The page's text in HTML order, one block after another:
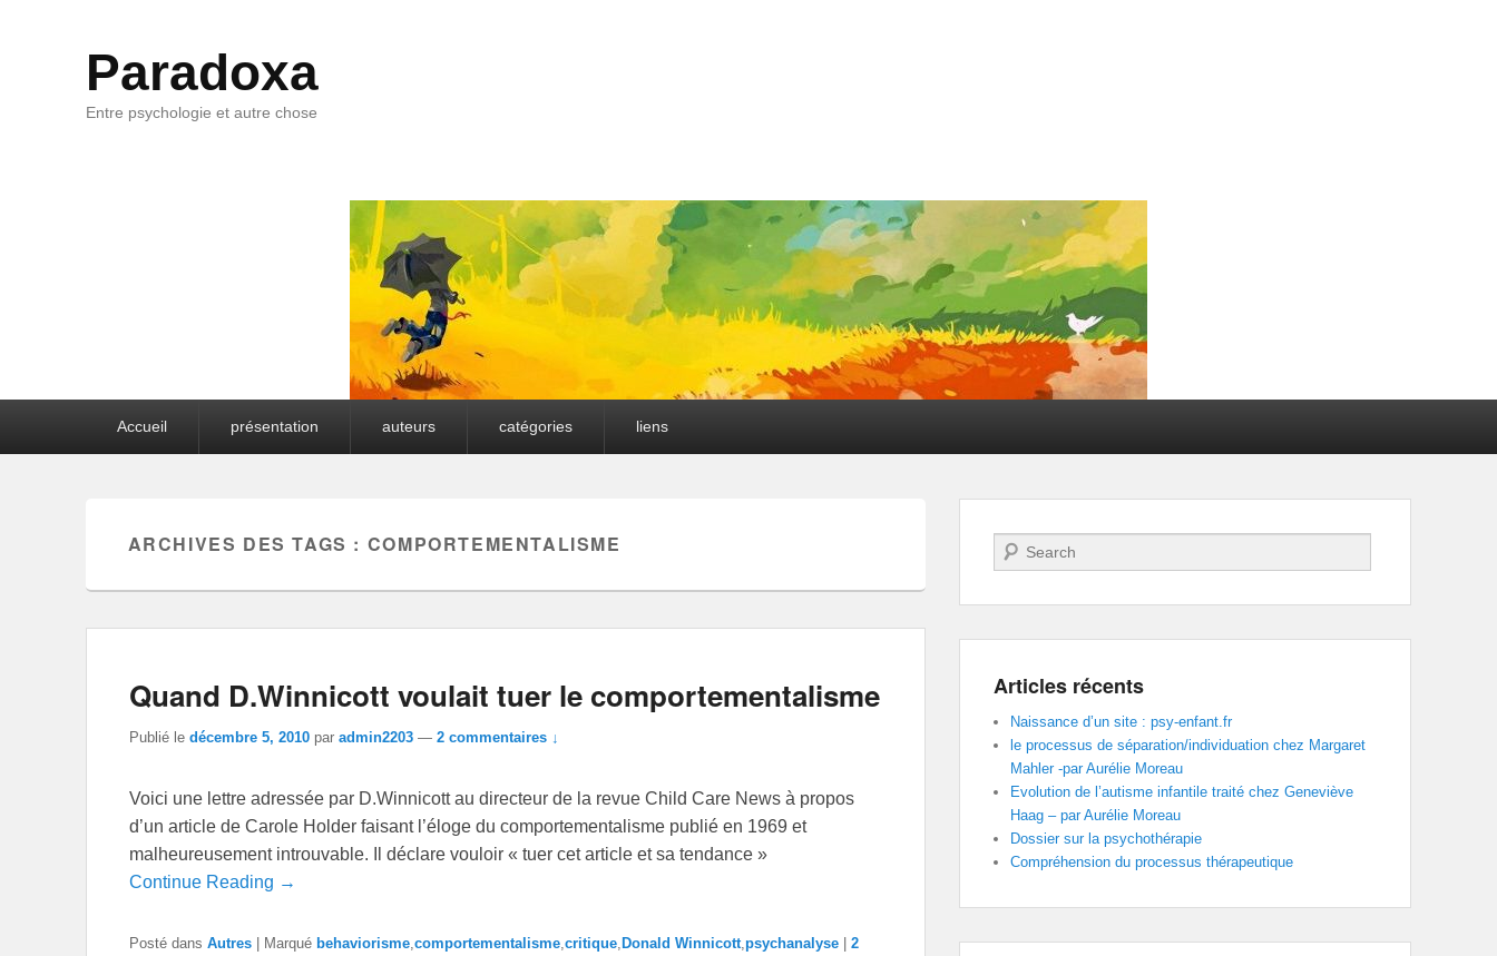
Paradoxa
Entre psychologie et autre chose
Accueil présentation auteurs catégories liens
ARCHIVES DES TAGS : COMPORTEMENTALISME
Quand D.Winnicott voulait tuer le comportementalisme
Publié le décembre 5, 2010 par admin2203 — 2 commentaires ↓
Voici une lettre adressée par D.Winnicott au directeur de la revue Child Care News à propos
d’un article de Carole Holder faisant l’éloge du comportementalisme publié en 1969 et
malheureusement introuvable. Il déclare vouloir « tuer cet article et sa tendance »
Continue Reading →
Posté dans Autres Marqué behaviorisme comportementalisme critique Donald Winnicott psychanalyse
2
Recherche
Articles récents
Naissance d’un site : psy-enfant.fr
le processus de séparation/individuation chez Margaret
Mahler -par Aurélie Moreau
Evolution de l’autisme infantile traité chez Geneviève
Haag – par Aurélie Moreau
Dossier sur la psychothérapie
Compréhension du processus thérapeutique